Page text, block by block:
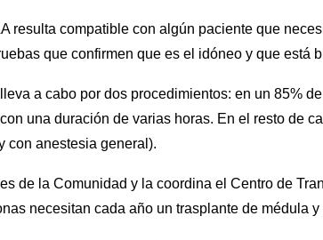
resulta compatible con algún paciente que
que confirmen que es el idóneo y que está
a cabo por dos procedimientos: en un 85%
una duración de varias horas. En el resto de
con anestesia general).
de la Comunidad y la coordina el Centro de
necesitan cada año un trasplante de médula